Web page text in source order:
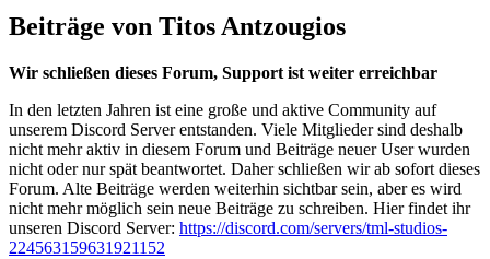
Beiträge von Titos Antzougios
Wir schließen dieses Forum, Support ist weiter erreichbar
In den letzten Jahren ist eine große und aktive Community auf
unserem Discord Server entstanden. Viele Mitglieder sind deshalb
nicht mehr aktiv in diesem Forum und Beiträge neuer User wurden
nicht oder nur spät beantwortet. Daher schließen wir ab sofort dieses
Forum. Alte Beiträge werden weiterhin sichtbar sein, aber es wird
nicht mehr möglich sein neue Beiträge zu schreiben. Hier findet ihr
unseren Discord Server: https://discord.com/servers/tml-studios-
224563159631921152